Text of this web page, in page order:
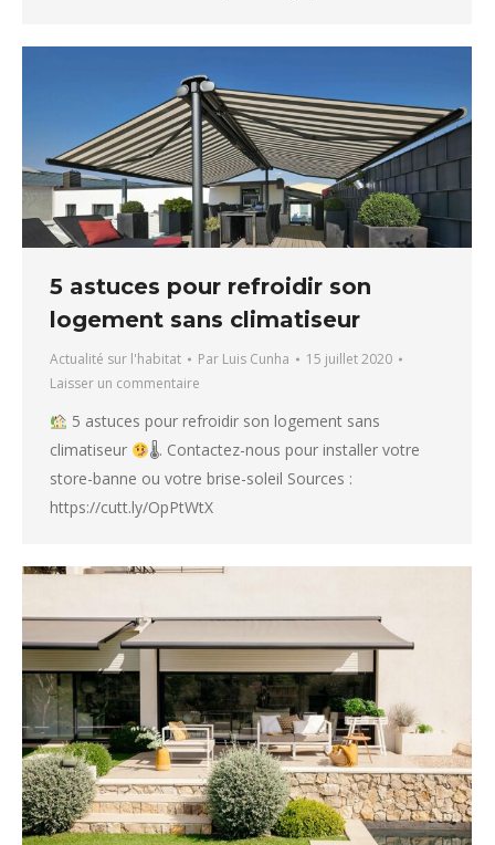
5 astuces pour refroidir son
logement sans climatiseur
Actualité sur l'habitat Par Luis Cunha
15 juillet 2020
Laisser un commentaire
5 astuces pour refroidir son logement sans
climatiseur
🌡. Contactez-nous pour installer votre
store-banne ou votre brise-soleil Sources :
https://cutt.ly/OpPtWtX